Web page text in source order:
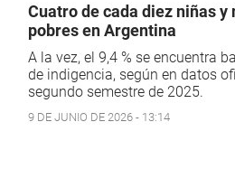
Cuatro de cada diez niñas y
pobres en Argentina
A la vez, el 9,4 % se encuentra
de indigencia, según en datos
segundo semestre de 2025.
9 DE JUNIO DE 2026 - 13:14